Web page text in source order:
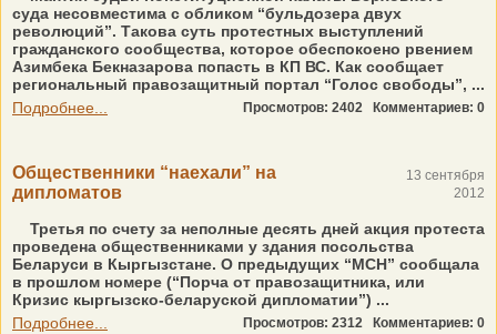
суда несовместима с обликом “бульдозера двух
революций”. Такова суть протестных выступлений
гражданского сообщества, которое обеспокоено рвением
Азимбека Бекназарова попасть в КП ВС. Как сообщает
региональный правозащитный портал “Голос свободы”, ...
Подробнее...
Просмотров: 2402 Комментариев: 0
Общественники “наехали” на
дипломатов
13 сентября
2012
Третья по счету за неполные десять дней акция протеста
проведена общественниками у здания посольства
Беларуси в Кыргызстане. О предыдущих “МСН” сообщала
в прошлом номере (“Порча от правозащитника, или
Кризис кыргызско-беларуской дипломатии”) ...
Подробнее...
Просмотров: 2312 Комментариев: 0